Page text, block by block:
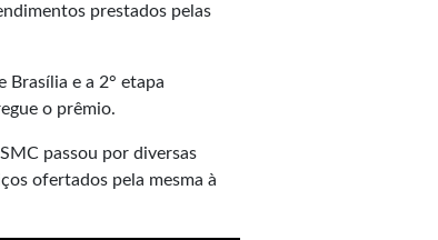
prestados pelas
e a 2° etapa
o prêmio.
passou por diversas
ofertados pela mesma à